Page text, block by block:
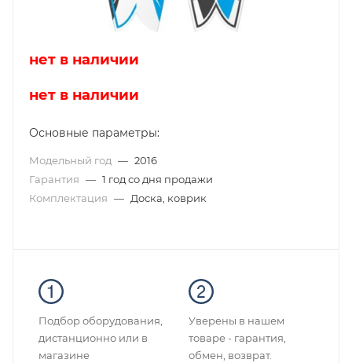
нет в наличии
нет в наличии
Основные параметры:
Модельный год — 2016
Гарантия — 1 год со дня продажи
Комплектация — Доска, коврик
Подбор оборудования,
дистанционно или в
магазине
Уверены в нашем
товаре - гарантия,
обмен, возврат.